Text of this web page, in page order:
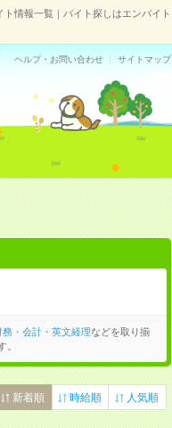
情報一覧｜バイト探しはエンバイト
ヘルプ・お問い合わせ サイトマップ
務・会計・英文経理などを取り揃
。
新着順 時給順 人気順